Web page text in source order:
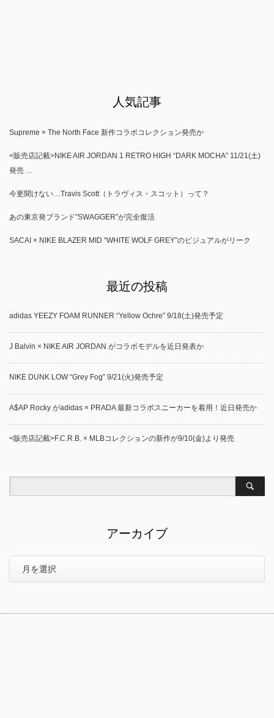
人気記事
Supreme × The North Face 新作コラボコレクション発売か
<販売店記載>NIKE AIR JORDAN 1 RETRO HIGH “DARK MOCHA” 11/21(土)
発売 …
今更聞けない…Travis Scott（トラヴィス・スコット）って？
あの東京発ブランド”SWAGGER”が完全復活
SACAI × NIKE BLAZER MID “WHITE WOLF GREY”のビジュアルがリーク
最近の投稿
adidas YEEZY FOAM RUNNER “Yellow Ochre” 9/18(土)発売予定
J Balvin × NIKE AIR JORDAN がコラボモデルを近日発表か
NIKE DUNK LOW “Grey Fog” 9/21(火)発売予定
A$AP Rocky がadidas × PRADA 最新コラボスニーカーを着用！近日発売か
<販売店記載>F.C.R.B. × MLBコレクションの新作が9/10(金)より発売
アーカイブ